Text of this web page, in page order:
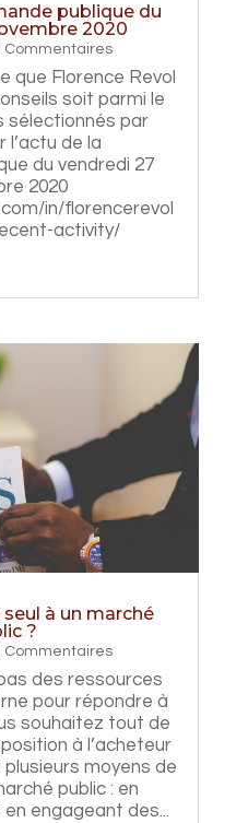
publique du
2020
Commentaires
que Florence Revol
soit parmi le
sélectionnés par
l’actu de la
du vendredi 27
2020
in/florencerevol
activity/
à un marché
?
Commentaires
des ressources
pour répondre à
souhaitez tout de
à l’acheteur
plusieurs moyens de
public : en
engageant des...